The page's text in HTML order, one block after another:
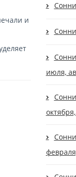
и
июля,